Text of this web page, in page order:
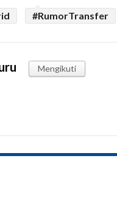
#RumorTransfer
Mengikuti